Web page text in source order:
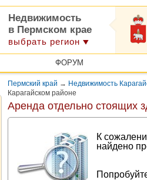
Недвижимость
в Пермском крае
выбрать регион
ФОРУМ
Пермский край → Недвижимость
Карагайском районе
Аренда отдельно стоящих
К
найдено